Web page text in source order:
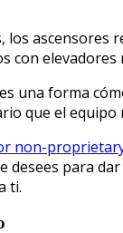
los ascensores
con
una forma
que el
non-
desees para
ti.